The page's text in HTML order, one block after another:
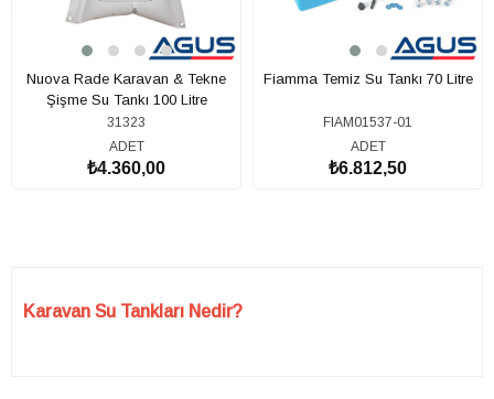
Nuova Rade Karavan & Tekne
Şişme Su Tankı 100 Litre
31323
ADET
₺4.360,00
Fiamma Temiz Su Tankı 70 Litre
FIAM01537-01
ADET
₺6.812,50
Karavan Su Tankları Nedir?